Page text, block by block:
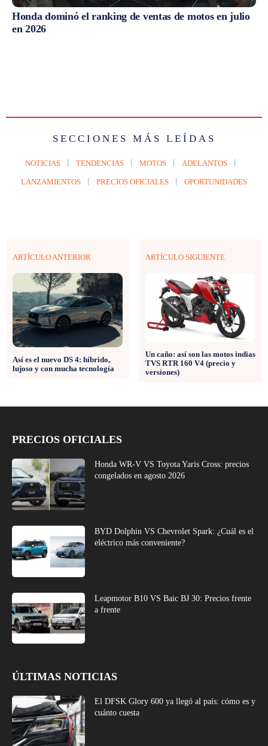
Honda dominó el ranking de ventas de motos en julio
en 2026
SECCIONES MÁS LEÍDAS
NOTICIAS TENDENCIAS MOTOS ADELANTOS
LANZAMIENTOS PRECIOS OFICIALES OPORTUNIDADES
ARTÍCULO ANTERIOR
Así es el nuevo DS 4: híbrido,
lujoso y con mucha tecnología
ARTÍCULO SIGUIENTE
Un caño: así son las motos indias
TVS RTR 160 V4 (precio y
versiones)
PRECIOS OFICIALES
Honda WR-V VS Toyota Yaris Cross: precios
congelados en agosto 2026
BYD Dolphin VS Chevrolet Spark: ¿Cuál es el
eléctrico más conveniente?
Leapmotor B10 VS Baic BJ 30: Precios frente
a frente
ÚLTIMAS NOTICIAS
El DFSK Glory 600 ya llegó al país: cómo es y
cuánto cuesta